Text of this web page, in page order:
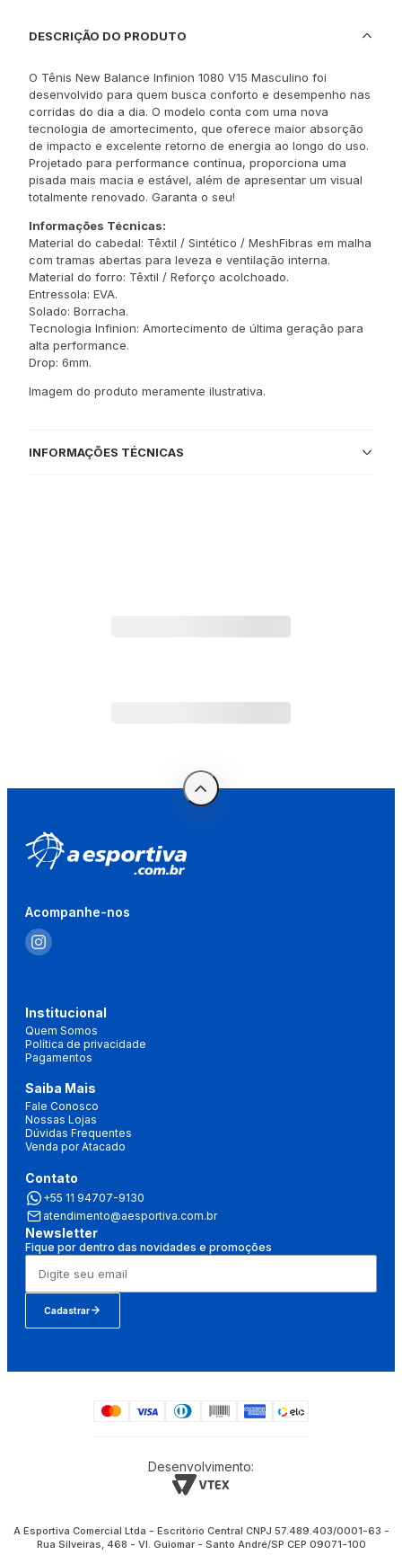
DESCRIÇÃO DO PRODUTO
O Tênis New Balance Infinion 1080 V15 Masculino foi
desenvolvido para quem busca conforto e desempenho nas
corridas do dia a dia. O modelo conta com uma nova
tecnologia de amortecimento, que oferece maior absorção
de impacto e excelente retorno de energia ao longo do uso.
Projetado para performance contínua, proporciona uma
pisada mais macia e estável, além de apresentar um visual
totalmente renovado. Garanta o seu!
Informações Técnicas:
Material do cabedal: Têxtil / Sintético / MeshFibras em malha
com tramas abertas para leveza e ventilação interna.
Material do forro: Têxtil / Reforço acolchoado.
Entressola: EVA.
Solado: Borracha.
Tecnologia Infinion: Amortecimento de última geração para
alta performance.
Drop: 6mm.
Imagem do produto meramente ilustrativa.
INFORMAÇÕES TÉCNICAS
Acompanhe-nos
Institucional
Quem Somos
Política de privacidade
Pagamentos
Saiba Mais
Fale Conosco
Nossas Lojas
Dúvidas Frequentes
Venda por Atacado
Contato
+55 11 94707-9130
atendimento@aesportiva.com.br
Newsletter
Fique por dentro das novidades e promoções
Cadastrar
Desenvolvimento:
A Esportiva Comercial Ltda - Escritório Central CNPJ 57.489.403/0001-63 -
Rua Silveiras, 468 - Vl. Guiomar - Santo André/SP CEP 09071-100